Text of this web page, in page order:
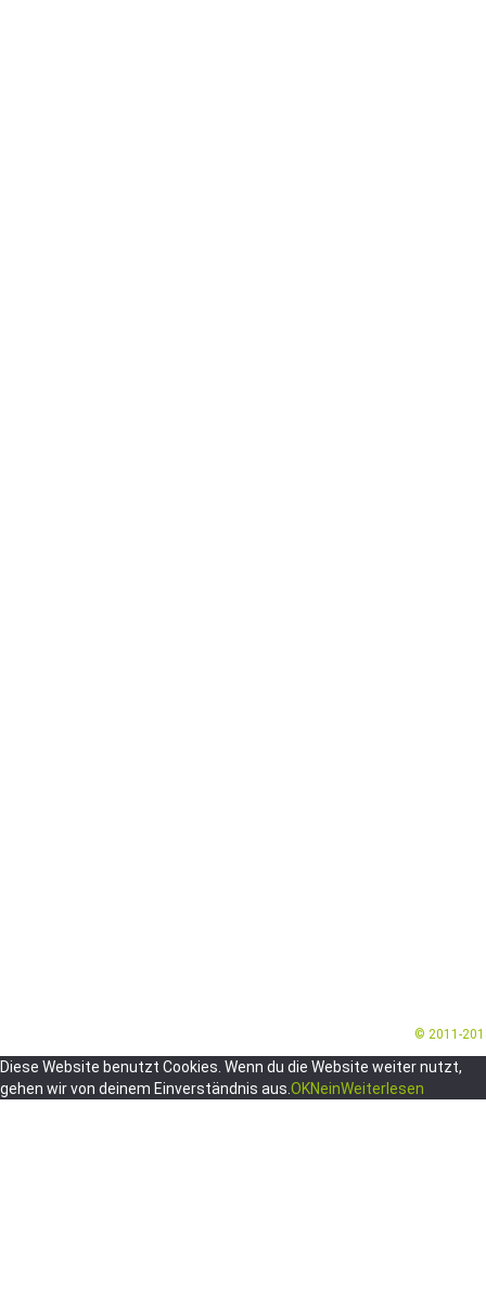
© 2011-
Diese Website benutzt Cookies. Wenn du die Website weiter nutzt,
gehen wir von deinem Einverständnis aus. OKNeinWeiterlesen